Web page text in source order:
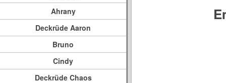
Ahrany
Deckrüde Aaron
Bruno
Cindy
Deckrüde Chaos